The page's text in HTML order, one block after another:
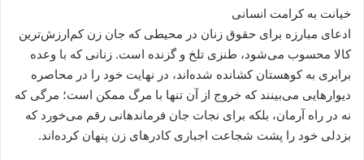
خیانت به کرامت انسانی
ادعای مبارزه برای حقوق زنان در محیطی که جان زن کم‌ارزش‌ترین
کالا محسوب می‌شود، طنزی تلخ و گزنده است. زنانی که با وعده
برابری به کوهستان کشانده شده‌اند، در نهایت خود را در محاصره
دیوارهایی می‌بینند که خروج از آن تنها با مرگ ممکن است؛ مرگی که
نه در راه آرمان، بلکه برای نجات جان فرماندهانی رقم می‌خورد که
بزدلی خود را پشت شجاعت اجباری کادرهای زن پنهان کرده‌اند.